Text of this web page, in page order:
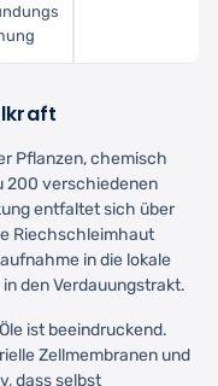
Pflanzen, chemisch
200 verschiedenen
entfaltet sich über
Riechschleimhaut
in die lokale
den Verdauungstrakt.
ist beeindruckend.
Zellmembranen und
dass selbst